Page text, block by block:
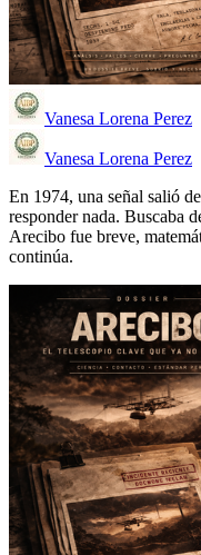
Vanesa Lorena Perez
Vanesa Lorena Perez
En 1974, una señal salió
responder nada. Buscaba
Arecibo fue breve,
continúa.